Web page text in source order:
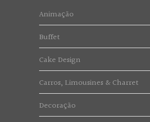
Animação
Buffet
Cake Design
Carros, Limousines & Charret
Decoração